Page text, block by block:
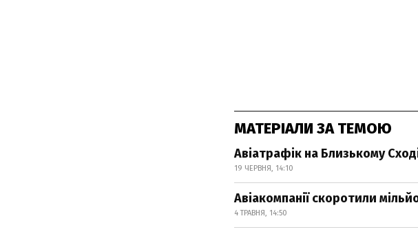
МАТЕРІАЛИ ЗА ТЕМОЮ
Авіатрафік на Близькому
19 ЧЕРВНЯ, 14:10
Авіакомпанії скоротили
4 ТРАВНЯ, 14:50